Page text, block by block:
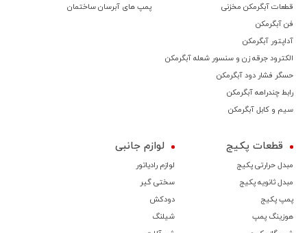
قطعات آبگرمکن مخزنی
فن آبگرمکن
آداپتور آبگرمکن
الکترود جرقه زن و سنسور شعله آبگرمکن
حسگر فشار دود آبگرمکن
رابط چندراهه آبگرمکن
سیم و کابل آبگرمکن
پمپ های آبرسان ساختمان
قطعات پکیج
مبدل حرارتی پکیج
مبدل ثانویه پکیج
پمپ پکیج
هوزینگ پمپ
لوازم جانبی
لوازم رادیاتور
سختی گیر
دودکش
شیلنگ